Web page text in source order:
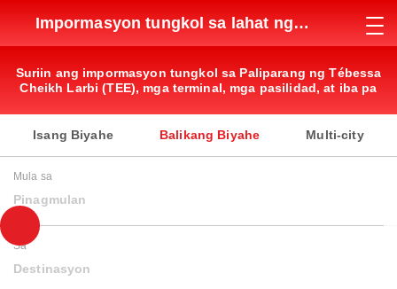
Impormasyon tungkol sa lahat ng
paliparan
Suriin ang impormasyon tungkol sa Paliparang ng Tébessa
Cheikh Larbi (TEE), mga terminal, mga pasilidad, at iba pa
Isang Biyahe Balikang Biyahe Multi-city
Mula sa
Pinagmulan
Sa
Destinasyon